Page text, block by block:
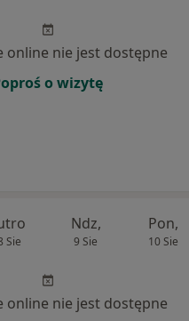
online nie jest dostępne
o wizytę
Sie
Ndz,
9 Sie
Pon,
10 Sie
online nie jest dostępne